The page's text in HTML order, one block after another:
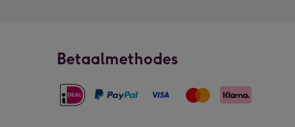
Betaalmethodes